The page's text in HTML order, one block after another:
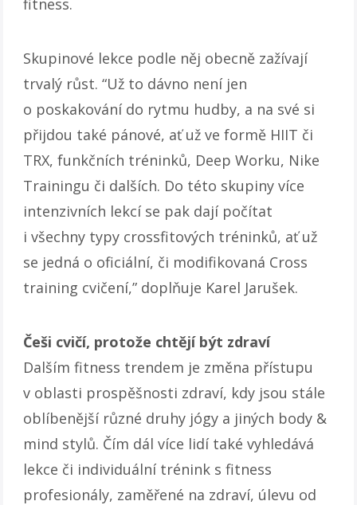
Skupinové lekce podle něj obecně zažívají
trvalý růst. “Už to dávno není jen
o poskakování do rytmu hudby, a na své si
přijdou také pánové, ať už ve formě HIIT či
TRX, funkčních tréninků, Deep Worku, Nike
Trainingu či dalších. Do této skupiny více
intenzivních lekcí se pak dají počítat
i všechny typy crossfitových tréninků, ať už
se jedná o oficiální, či modifikovaná Cross
training cvičení,” doplňuje Karel Jarušek.
Češi cvičí, protože chtějí být zdraví
Dalším fitness trendem je změna přístupu
v oblasti prospěšnosti zdraví, kdy jsou stále
oblíbenější různé druhy jógy a jiných body &
mind stylů. Čím dál více lidí také vyhledává
lekce či individuální trénink s fitness
profesionály, zaměřené na zdraví, úlevu od